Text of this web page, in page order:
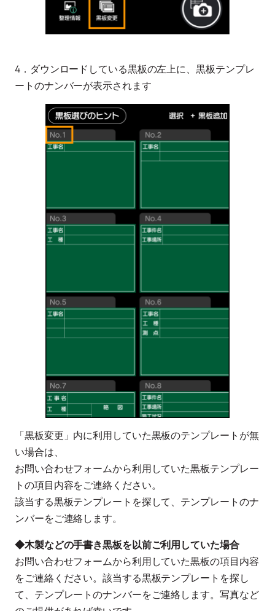
4．ダウンロードしている黒板の左上に、黒板テンプレ
ートのナンバーが表示されます
「黒板変更」内に利用していた黒板のテンプレートが無
い場合は、
お問い合わせフォームから利用していた黒板テンプレー
トの項目内容をご連絡ください。
該当する黒板テンプレートを探して、テンプレートのナ
ンバーをご連絡します。
◆木製などの手書き黒板を以前ご利用していた場合
お問い合わせフォームから利用していた黒板の項目内容
をご連絡ください。該当する黒板テンプレートを探し
て、テンプレートのナンバーをご連絡します。写真など